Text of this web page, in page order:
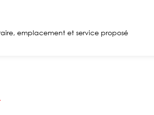
emplacement et service proposé